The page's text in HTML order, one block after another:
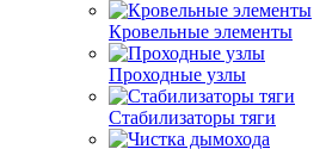
Кровельные элементы
Проходные узлы
Стабилизаторы тяги